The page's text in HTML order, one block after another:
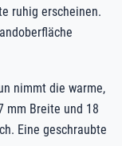
ruhig erscheinen.
nimmt die warme,
mm Breite und 18
Eine geschraubte